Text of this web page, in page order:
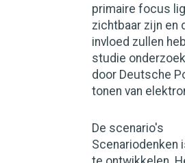
primaire focus
zichtbaar zijn en
invloed zullen
studie
door Deutsche
tonen van
De scenario's
Scenariodenken